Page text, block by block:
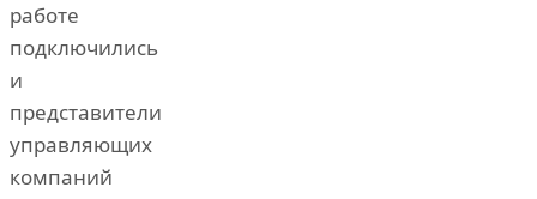
работе
подключились
и
представители
управляющих
компаний